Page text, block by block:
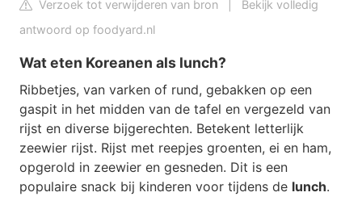
Verzoek tot verwijderen van bron
Bekijk volledig
antwoord op foodyard.nl
Wat eten Koreanen als lunch?
Ribbetjes, van varken of rund, gebakken op een
gaspit in het midden van de tafel en vergezeld van
rijst en diverse bijgerechten. Betekent letterlijk
zeewier rijst. Rijst met reepjes groenten, ei en ham,
opgerold in zeewier en gesneden. Dit is een
populaire snack bij kinderen voor tijdens de lunch.